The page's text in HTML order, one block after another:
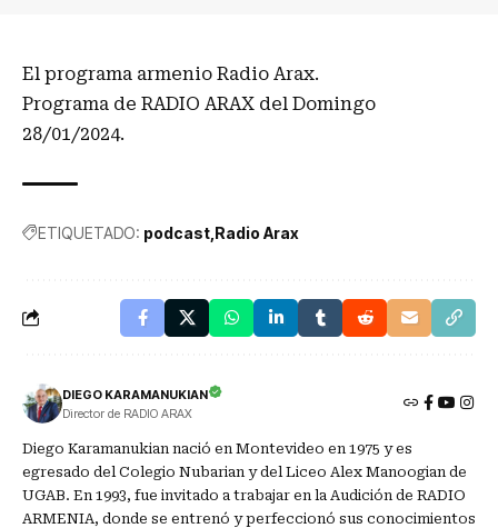
El programa armenio Radio Arax.
Programa de RADIO ARAX del Domingo
28/01/2024.
ETIQUETADO: podcast Radio Arax
DIEGO KARAMANUKIAN
Director de RADIO ARAX
Diego Karamanukian nació en Montevideo en 1975 y es
egresado del Colegio Nubarian y del Liceo Alex Manoogian de
UGAB. En 1993, fue invitado a trabajar en la Audición de RADIO
ARMENIA, donde se entrenó y perfeccionó sus conocimientos